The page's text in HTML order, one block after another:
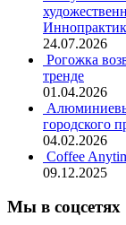
24.07.2026
Рогожка
тренде
01.04.2026
городского
04.02.2026
Coffee
09.12.2025
Мы в соцсетях